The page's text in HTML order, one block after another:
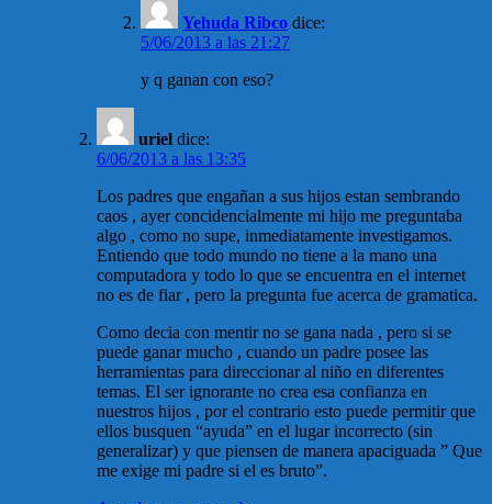
Yehuda Ribco dice:
5/06/2013 a las 21:27
y q ganan con eso?
uriel dice:
6/06/2013 a las 13:35
Los padres que engañan a sus hijos estan sembrando
caos , ayer concidencialmente mi hijo me preguntaba
algo , como no supe, inmediatamente investigamos.
Entiendo que todo mundo no tiene a la mano una
computadora y todo lo que se encuentra en el internet
no es de fiar , pero la pregunta fue acerca de gramatica.
Como decia con mentir no se gana nada , pero si se
puede ganar mucho , cuando un padre posee las
herramientas para direccionar al niño en diferentes
temas. El ser ignorante no crea esa confianza en
nuestros hijos , por el contrario esto puede permitir que
ellos busquen “ayuda” en el lugar incorrecto (sin
generalizar) y que piensen de manera apaciguada ” Que
me exige mi padre si el es bruto”.